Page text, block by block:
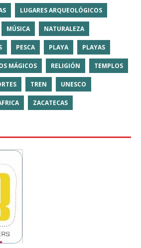
LUGARES ARQUEOLÓGICOS
MÚSICA NATURALEZA
PESCA PLAYA PLAYAS
MÁGICOS RELIGIÓN TEMPLOS
TREN UNESCO
ZACATECAS